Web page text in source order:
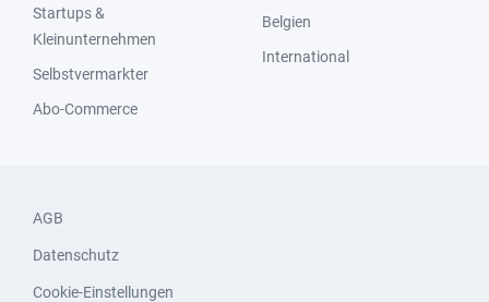
Startups &
Kleinunternehmen
Selbstvermarkter
Abo-Commerce
Belgien
International
AGB
Datenschutz
Cookie-Einstellungen